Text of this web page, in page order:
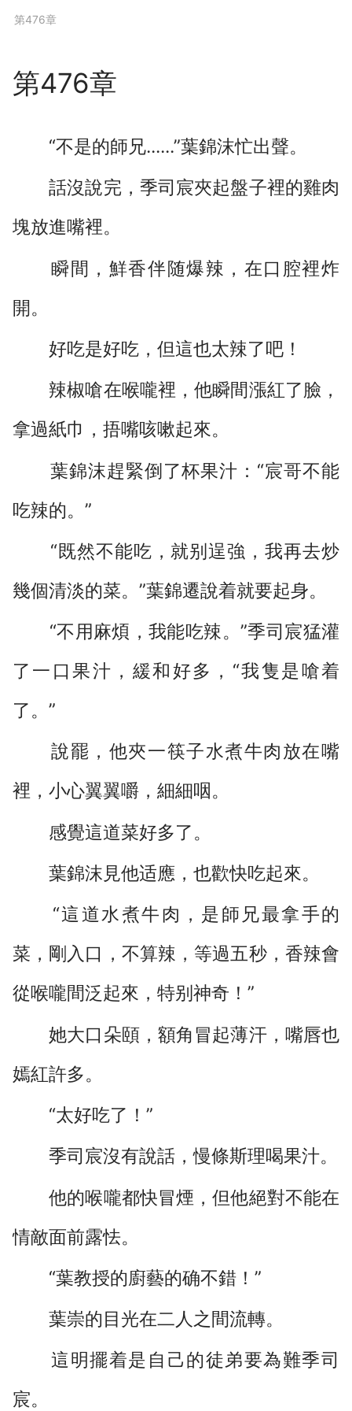
第476章
“不是的師兄......”葉錦沫忙出聲。
話沒說完，季司宸夾起盤子裡的雞肉
塊放進嘴裡。
瞬間，鮮香伴随爆辣，在口腔裡炸
開。
好吃是好吃，但這也太辣了吧！
辣椒嗆在喉嚨裡，他瞬間漲紅了臉，
拿過紙巾，捂嘴咳嗽起來。
葉錦沫趕緊倒了杯果汁：“宸哥不能
吃辣的。”
“既然不能吃，就别逞強，我再去炒
幾個清淡的菜。”葉錦遷說着就要起身。
“不用麻煩，我能吃辣。”季司宸猛灌
了一口果汁，緩和好多，“我隻是嗆着
了。”
說罷，他夾一筷子水煮牛肉放在嘴
裡，小心翼翼嚼，細細咽。
感覺這道菜好多了。
葉錦沫見他适應，也歡快吃起來。
“這道水煮牛肉，是師兄最拿手的
菜，剛入口，不算辣，等過五秒，香辣會
從喉嚨間泛起來，特别神奇！”
她大口朵頤，額角冒起薄汗，嘴唇也
嫣紅許多。
“太好吃了！”
季司宸沒有說話，慢條斯理喝果汁。
他的喉嚨都快冒煙，但他絕對不能在
情敵面前露怯。
“葉教授的廚藝的确不錯！”
葉崇的目光在二人之間流轉。
這明擺着是自己的徒弟要為難季司
宸。
第476章